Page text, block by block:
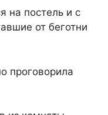
на постель и с
от беготни
проговорила